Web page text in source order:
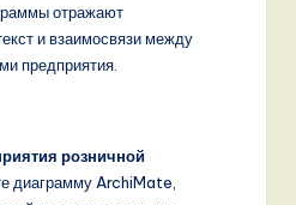
отражают
и взаимосвязи между
предприятия.
розничной
диаграмму ArchiMate,